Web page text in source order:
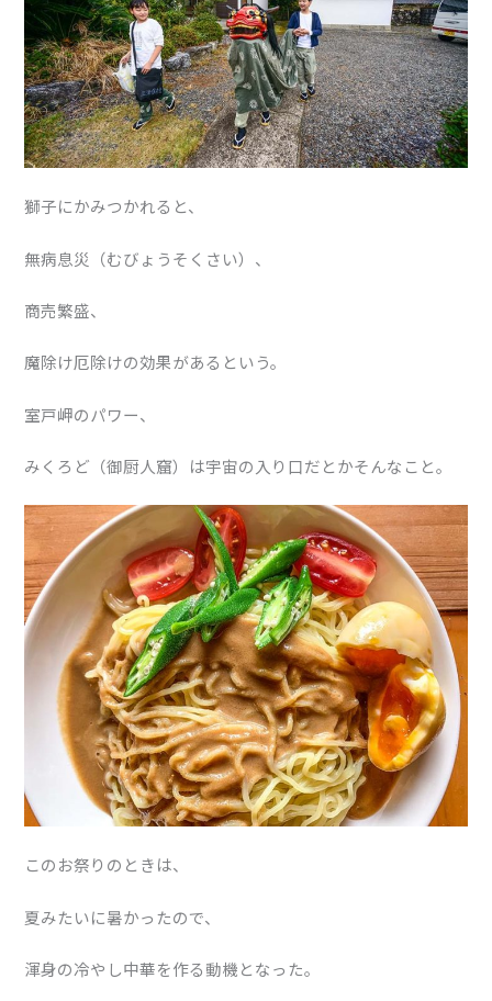
獅子にかみつかれると、
無病息災（むびょうそくさい）、
商売繁盛、
魔除け厄除けの効果があるという。
室戸岬のパワー、
みくろど（御厨人窟）は宇宙の入り口だとかそんなこと。
このお祭りのときは、
夏みたいに暑かったので、
渾身の冷やし中華を作る動機となった。